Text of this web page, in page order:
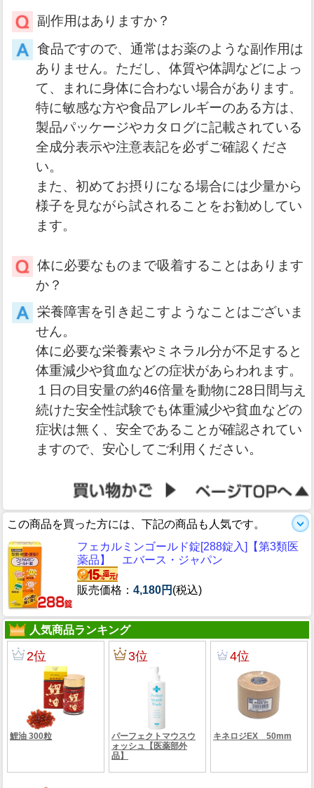
副作用はありますか？
食品ですので、通常はお薬のような副作用は
ありません。ただし、体質や体調などによっ
て、まれに身体に合わない場合があります。
特に敏感な方や食品アレルギーのある方は、
製品パッケージやカタログに記載されている
全成分表示や注意表記を必ずご確認くださ
い。
また、初めてお摂りになる場合には少量から
様子を見ながら試されることをお勧めしてい
ます。
体に必要なものまで吸着することはあります
か？
栄養障害を引き起こすようなことはございま
せん。
体に必要な栄養素やミネラル分が不足すると
体重減少や貧血などの症状があらわれます。
１日の目安量の約46倍量を動物に28日間与え
続けた安全性試験でも体重減少や貧血などの
症状は無く、安全であることが確認されてい
ますので、安心してご利用ください。
この商品を買った方には、下記の商品も人気です。
フェカルミンゴールド錠[288錠入]【第3類医
薬品】 エバース・ジャパン
販売価格： 4,180円 (税込)
人気商品ランキング